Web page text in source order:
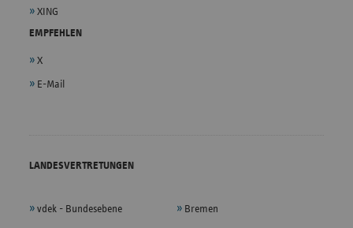
XING
EMPFEHLEN
X
E-Mail
LANDESVERTRETUNGEN
vdek - Bundesebene Bremen